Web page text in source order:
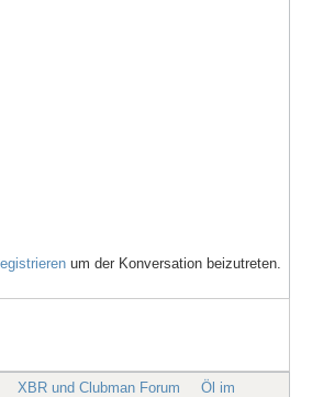
um der Konversation beizutreten.
XBR und Clubman Forum
Öl im